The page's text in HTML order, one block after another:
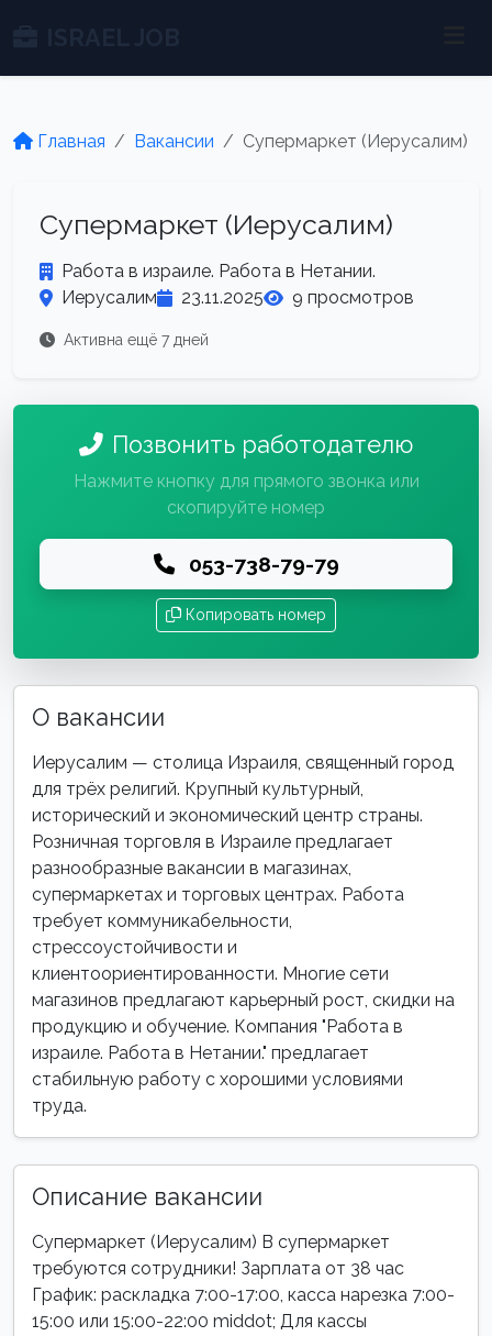
Главная Вакансии Супермаркет (Иерусалим)
Супермаркет (Иерусалим)
Работа в израиле. Работа в Нетании.
Иерусалим
23.11.2025 9 просмотров
Активна ещё 7 дней
Позвонить работодателю
Нажмите кнопку для прямого звонка или
скопируйте номер
053-738-79-79
Копировать номер
О вакансии
Иерусалим — столица Израиля, священный город
для трёх религий. Крупный культурный,
исторический и экономический центр страны.
Розничная торговля в Израиле предлагает
разнообразные вакансии в магазинах,
супермаркетах и торговых центрах. Работа
требует коммуникабельности,
стрессоустойчивости и
клиентоориентированности. Многие сети
магазинов предлагают карьерный рост, скидки на
продукцию и обучение. Компания "Работа в
израиле. Работа в Нетании." предлагает
стабильную работу с хорошими условиями
труда.
Описание вакансии
Супермаркет (Иерусалим) В супермаркет
требуются сотрудники! Зарплата от 38 час
График: раскладка 7:00-17:00, касса нарезка 7:00-
15:00 или 15:00-22:00 middot; Для кассы